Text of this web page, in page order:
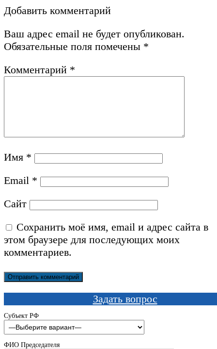
Добавить комментарий
Ваш адрес email не будет опубликован.
Обязательные поля помечены *
Комментарий *
Имя *
Email *
Сайт
Сохранить моё имя, email и адрес сайта в
этом браузере для последующих моих
комментариев.
Задать вопрос
Субъект РФ
ФИО Председателя